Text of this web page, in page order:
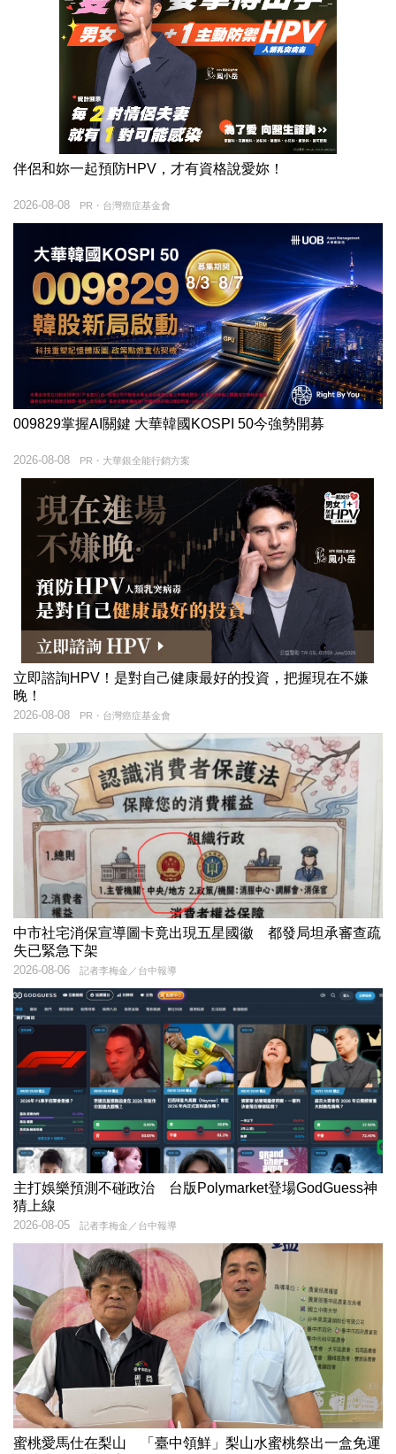
伴侶和妳一起預防HPV，才有資格說愛妳！
PR・台灣癌症基金會
2026-08-08
009829掌握AI關鍵 大華韓國KOSPI 50今強勢開募
PR・大華銀全能行銷方案
2026-08-08
立即諮詢HPV！是對自己健康最好的投資，把握現在不嫌
晚！
PR・台灣癌症基金會
2026-08-08
中市社宅消保宣導圖卡竟出現五星國徽 都發局坦承審查疏
失已緊急下架
記者李梅金／台中報導
2026-08-06
主打娛樂預測不碰政治 台版Polymarket登場GodGuess神
猜上線
記者李梅金／台中報導
2026-08-05
蜜桃愛馬仕在梨山 「臺中領鮮」梨山水蜜桃祭出一盒免運